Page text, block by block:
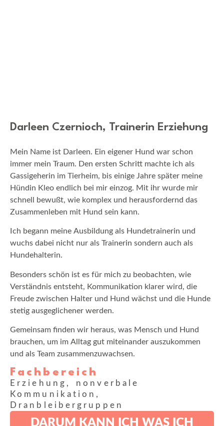
Darleen Czernioch, Trainerin Erziehung
Mein Name ist Darleen. Ein eigener Hund war schon
immer mein Traum. Den ersten Schritt machte ich als
Gassigeherin im Tierheim, bis einige Jahre später meine
Hündin Kleo endlich bei mir einzog. Mit ihr wurde mir
schnell bewußt, wie komplex und herausfordernd das
Zusammenleben mit Hund sein kann.
Ich begann meine Ausbildung als Hundetrainerin und
wuchs dabei nicht nur als Trainerin sondern auch als
Hundehalterin.
Besonders schön ist es für mich zu beobachten, wie
Verständnis entsteht, Kommunikation klarer wird, die
Freude zwischen Halter und Hund wächst und die Hunde
stetig ausgeglichener werden.
Gemeinsam finden wir heraus, was Mensch und Hund
brauchen, um im Alltag gut miteinander auszukommen
und als Team zusammenzuwachsen.
Fachbereich
Erziehung, nonverbale
Kommunikation,
Dranbleibergruppen
DARUM KANN ICH WAS ICH